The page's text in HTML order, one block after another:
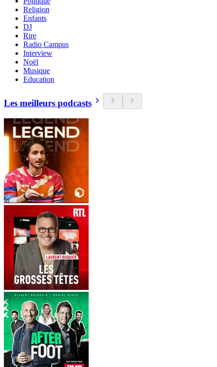
Religion
Enfants
DJ
Rire
Radio Campus
Interview
Noël
Musique
Education
Les meilleurs podcasts